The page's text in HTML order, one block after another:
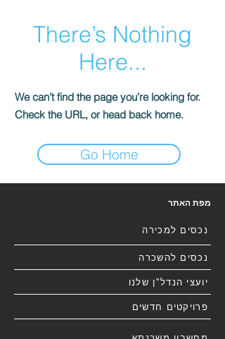
There’s Nothing
Here...
We can’t find the page you’re looking for.
Check the URL, or head back home.
Go Home
מפת האתר
נכסים למכירה
נכסים להשכרה
יועצי הנדל"ן שלנו
פרויקטים חדשים